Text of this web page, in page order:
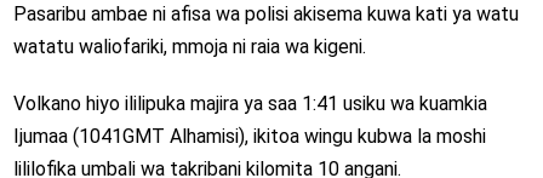
Pasaribu ambae ni afisa wa polisi akisema kuwa kati ya watu
watatu waliofariki, mmoja ni raia wa kigeni.
Volkano hiyo ililipuka majira ya saa 1:41 usiku wa kuamkia
Ijumaa (1041GMT Alhamisi), ikitoa wingu kubwa la moshi
lililofika umbali wa takribani kilomita 10 angani.